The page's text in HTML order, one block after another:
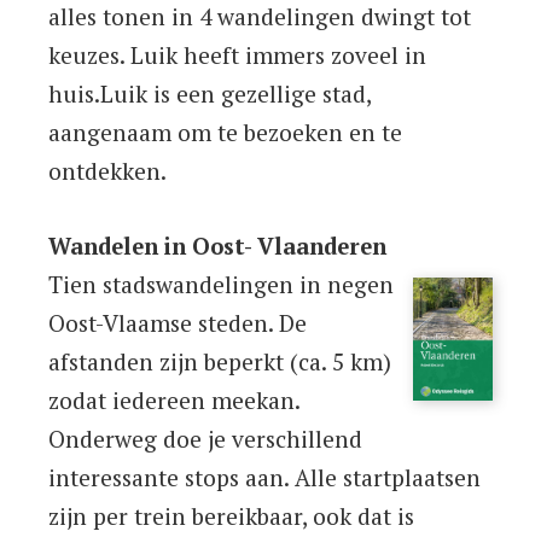
alles tonen in 4 wandelingen dwingt tot
keuzes. Luik heeft immers zoveel in
huis.Luik is een gezellige stad,
aangenaam om te bezoeken en te
ontdekken.
Wandelen in Oost- Vlaanderen
Tien stadswandelingen in negen
Oost-Vlaamse steden. De
afstanden zijn beperkt (ca. 5 km)
zodat iedereen meekan.
Onderweg doe je verschillend
interessante stops aan. Alle startplaatsen
zijn per trein bereikbaar, ook dat is